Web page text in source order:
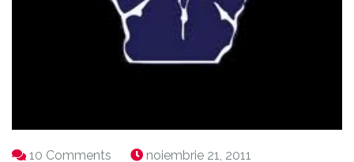
10 Comments noiembrie 21, 2011